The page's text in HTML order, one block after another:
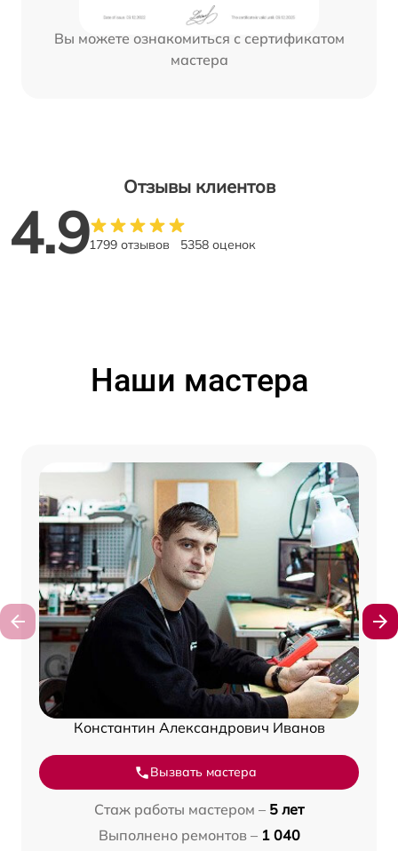
Вы можете ознакомиться с сертификатом
мастера
Отзывы клиентов
4.91799 отзывов 5358 оценок
Наши мастера
Константин Александрович Иванов
Вызвать мастера
Стаж работы мастером – 5 лет
Выполнено ремонтов – 1 040